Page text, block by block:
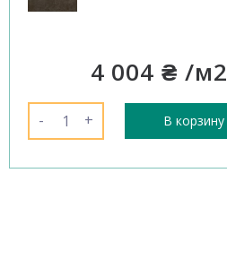
4 004 ₴/м2
- + В корзину